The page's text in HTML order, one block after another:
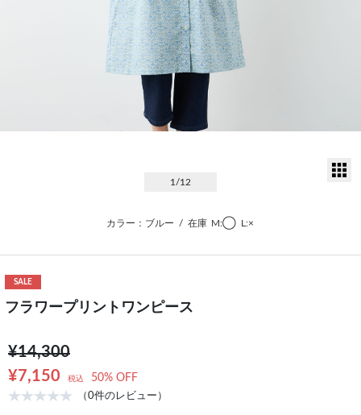
1 /12
カラー：ブルー / 在庫 M:◯ L:×
SALE
フラワープリントワンピース
¥14,300
¥7,150
税込 50% OFF
（0件のレビュー）